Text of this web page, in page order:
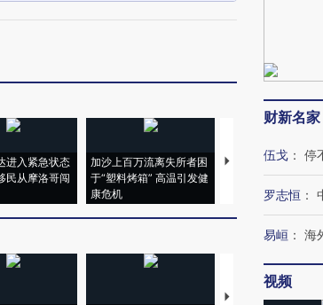
进入紧急状态
民从摩洛哥闯
加沙上百万流离失所者困
于“塑料烤箱” 高温引发健
康危机
视线｜HYROX的吸
术：是什么让中产
心“花钱找虐”？
【推广】走进第四
财新名家
伍戈 ： 停
罗志恒 ：
易峘 ： 海
视频